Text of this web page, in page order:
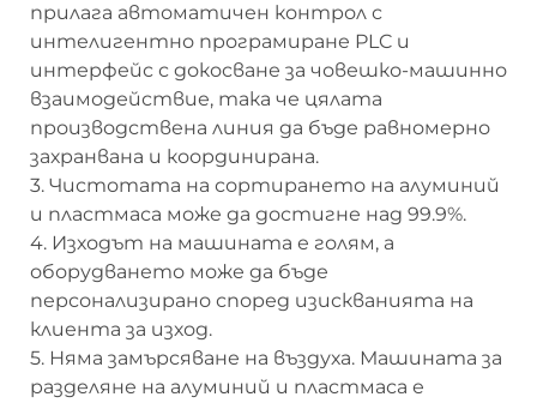
прилага автоматичен контрол с
интелигентно програмиране PLC и
интерфейс с докосване за човешко-машинно
взаимодействие, така че цялата
производствена линия да бъде равномерно
захранвана и координирана.
3. Чистотата на сортирането на алуминий
и пластмаса може да достигне над 99.9%.
4. Изходът на машината е голям, а
оборудването може да бъде
персонализирано според изискванията на
клиента за изход.
5. Няма замърсяване на въздуха. Машината за
разделяне на алуминий и пластмаса е